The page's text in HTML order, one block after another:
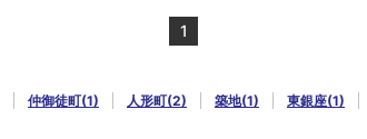
1
仲御徒町(1) 人形町(2) 築地(1) 東銀座(1)